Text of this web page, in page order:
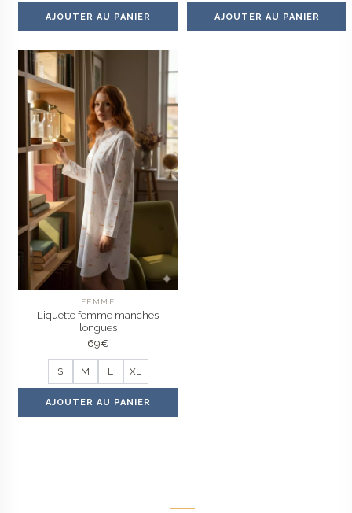
AJOUTER AU PANIER AJOUTER AU PANIER
FEMME
Liquette femme manches
longues
69€
S M L XL
AJOUTER AU PANIER